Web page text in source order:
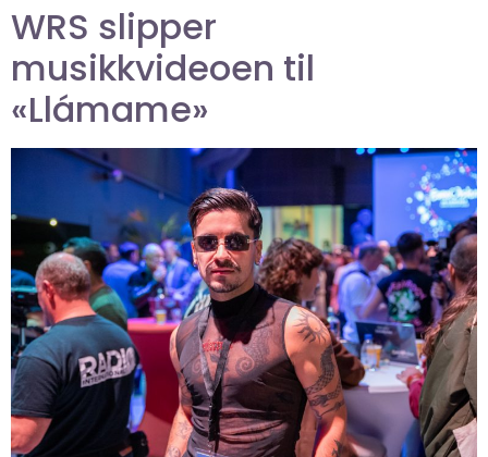
WRS slipper
musikkvideoen til
«Llámame»